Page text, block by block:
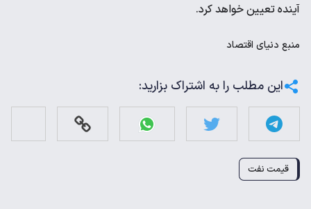
آینده تعیین خواهد کرد.
منبع دنیای اقتصاد
این مطلب را به اشتراک بزارید:
قیمت نفت